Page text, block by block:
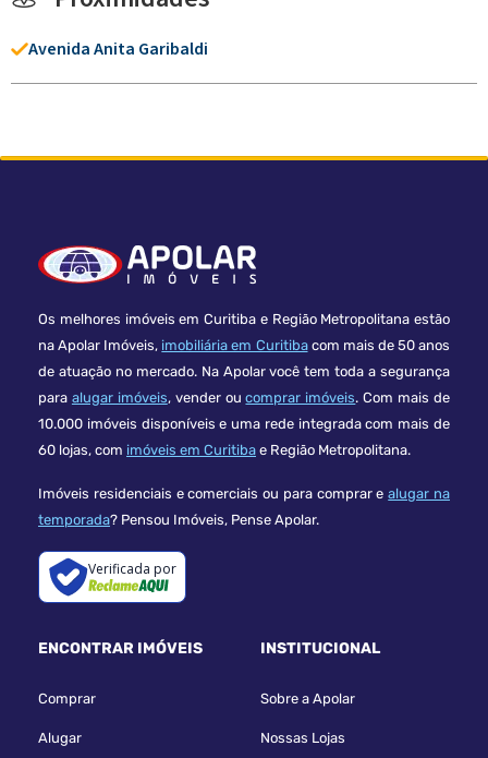
Avenida Anita Garibaldi
Os melhores imóveis em Curitiba e Região Metropolitana estão
na Apolar Imóveis, imobiliária em Curitibacom mais de 50 anos
de atuação no mercado. Na Apolar você tem toda a segurança
para alugar imóveis, vender oucomprar imóveis. Com mais de
10.000 imóveis disponíveis e uma rede integrada com mais de
60 lojas, com imóveis em Curitiba e Região Metropolitana.
Imóveis residenciais e comerciais ou para comprar ealugar na
temporada? Pensou Imóveis, Pense Apolar.
Verificada por
ENCONTRAR IMÓVEIS
Comprar
Alugar
INSTITUCIONAL
Sobre a Apolar
Nossas Lojas